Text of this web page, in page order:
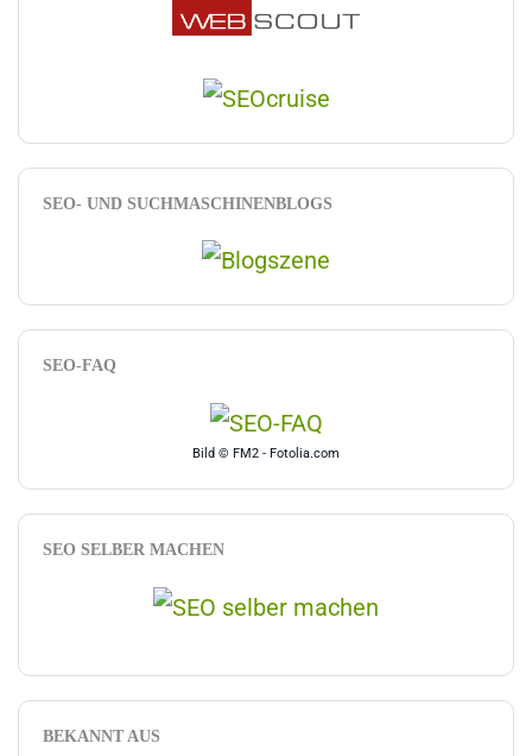
SEO- UND SUCHMASCHINENBLOGS
SEO-FAQ
Bild © FM2 - Fotolia.com
SEO SELBER MACHEN
BEKANNT AUS